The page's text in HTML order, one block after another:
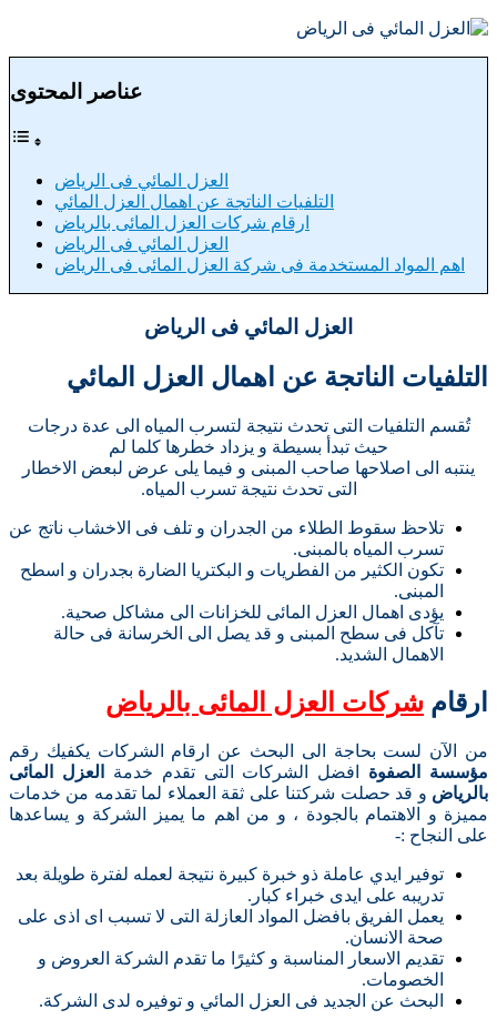
عناصر المحتوى
العزل المائي فى الرياض
التلفيات الناتجة عن اهمال العزل المائي
ارقام شركات العزل المائى بالرياض
العزل المائي فى الرياض
اهم المواد المستخدمة فى شركة العزل المائى فى الرياض
العزل المائي فى الرياض
التلفيات الناتجة عن اهمال العزل المائي
تُقسم التلفيات التى تحدث نتيجة لتسرب المياه الى عدة درجات
حيث تبدأ بسيطة و يزداد خطرها كلما لم
ينتبه الى اصلاحها صاحب المبنى و فيما يلى عرض لبعض الاخطار
التى تحدث نتيجة تسرب المياه.
تلاحظ سقوط الطلاء من الجدران و تلف فى الاخشاب ناتج عن
تسرب المياه بالمبنى.
تكون الكثير من الفطريات و البكتريا الضارة بجدران و اسطح
المبنى.
يؤدى اهمال العزل المائى للخزانات الى مشاكل صحية.
تآكل فى سطح المبنى و قد يصل الى الخرسانة فى حالة
الاهمال الشديد.
ارقام شركات العزل المائى بالرياض
من الآن لست بحاجة الى البحث عن ارقام الشركات يكفيك رقم
مؤسسة الصفوة افضل الشركات التى تقدم خدمة
العزل المائى
بالرياض و قد حصلت شركتنا على ثقة العملاء لما تقدمه من خدمات
مميزة و الاهتمام بالجودة ، و من اهم ما يميز الشركة و يساعدها
على النجاح :-
توفير ايدي عاملة ذو خبرة كبيرة نتيجة لعمله لفترة طويلة بعد
تدريبه على ايدى خبراء كبار.
يعمل الفريق بافضل المواد العازلة التى لا تسبب اى اذى على
صحة الانسان.
تقديم الاسعار المناسبة و كثيرًا ما تقدم الشركة العروض و
الخصومات.
البحث عن الجديد فى العزل المائي و توفيره لدى الشركة.